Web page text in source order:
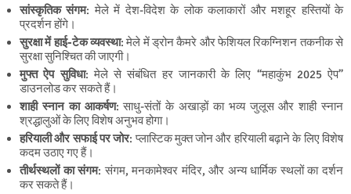
सांस्कृतिक संगम: मेले में देश-विदेश के लोक कलाकारों और मशहूर हस्तियों के
प्रदर्शन होंगे।
सुरक्षा में हाई-टेक व्यवस्था: मेले में ड्रोन कैमरे और फेशियल रिकग्निशन तकनीक से
सुरक्षा सुनिश्चित की जाएगी।
मुफ्त ऐप सुविधा: मेले से संबंधित हर जानकारी के लिए “महाकुंभ 2025 ऐप”
डाउनलोड कर सकते हैं।
शाही स्नान का आकर्षण: साधु-संतों के अखाड़ों का भव्य जुलूस और शाही स्नान
श्रद्धालुओं के लिए विशेष अनुभव होगा।
हरियाली और सफाई पर जोर: प्लास्टिक मुक्त जोन और हरियाली बढ़ाने के लिए विशेष
कदम उठाए गए हैं।
तीर्थस्थलों का संगम: संगम, मनकामेश्वर मंदिर, और अन्य धार्मिक स्थलों का दर्शन
कर सकते हैं।